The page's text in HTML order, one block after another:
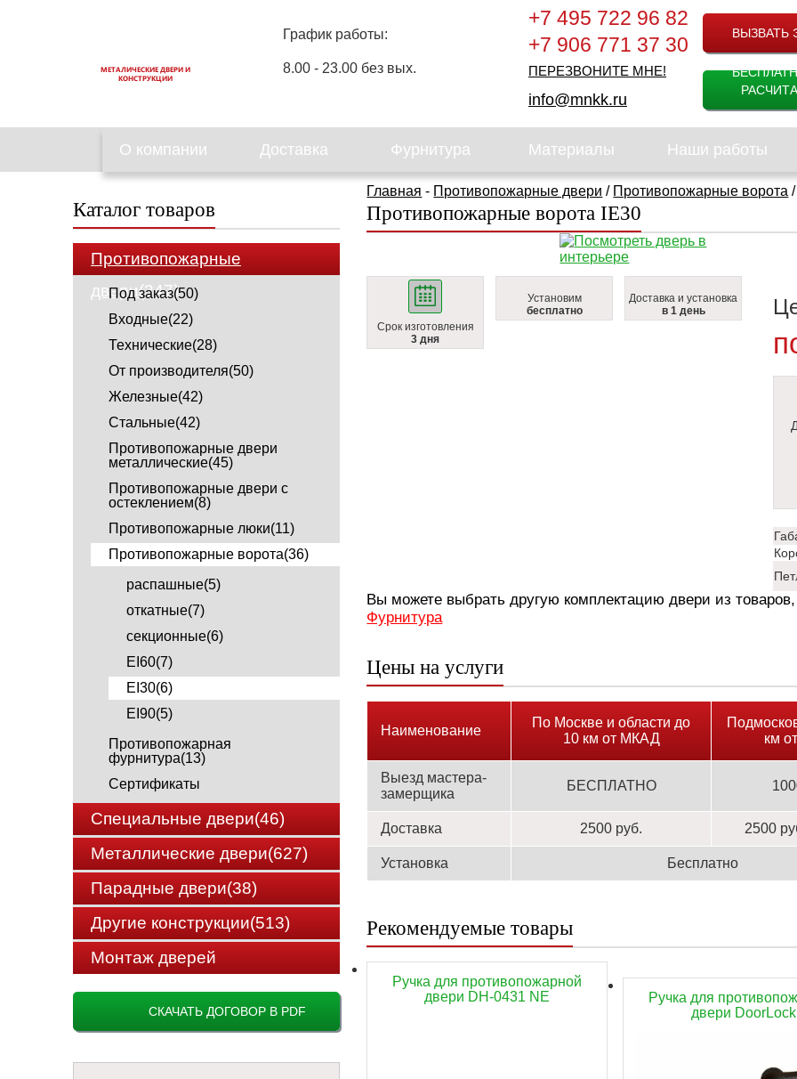
МЕТАЛИЧЕСКИЕ ДВЕРИ И
КОНСТРУКЦИИ
График работы:
8.00 - 23.00 без вых.
+7 495 722 96 82
+7 906 771 37 30
ПЕРЕЗВОНИТЕ МНЕ!
info@mnkk.ru
ВЫЗВАТЬ
О компании Доставка Фурнитура Материалы Наши работы
Главная - Противопожарные двери / Противопожарные ворота /
Противопожарные ворота IE30
Срок изготовления
3 дня
Установим
бесплатно
Доставка и установка
в 1 день
Вы можете выбрать другую комплектацию двери из
Фурнитура
Цены на услуги
Наименование
По Москве и области до
10 км от МКАД
км
Выезд мастера-
замерщика
БЕСПЛАТНО
Доставка 2500 руб. 2500
Установка Бесплатно
Рекомендуемые товары
Ручка для противопожарной
двери DH-0431 NE
Ручка для
двери DoorLock
Каталог товаров
Противопожарные
двери(347)
Под заказ(50)
Входные(22)
Технические(28)
От производителя(50)
Железные(42)
Cтальные(42)
Противопожарные двери
металлические(45)
Противопожарные двери с
остеклением(8)
Противопожарные люки(11)
Противопожарные ворота(36)
распашные(5)
откатные(7)
секционные(6)
EI60(7)
EI30(6)
EI90(5)
Противопожарная
фурнитура(13)
Сертификаты
Специальные двери(46)
Металлические двери(627)
Парадные двери(38)
Другие конструкции(513)
Монтаж дверей
СКАЧАТЬ ДОГОВОР В PDF